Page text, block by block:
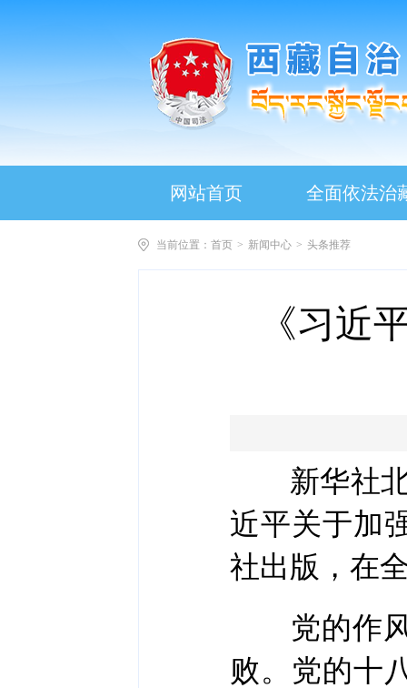
网站首页 全面依法治
当前位置： 首页 > 新闻中心 > 头条推荐
《习近
新华社北
近平关于加
社出版，在
党的作风
败。党的十